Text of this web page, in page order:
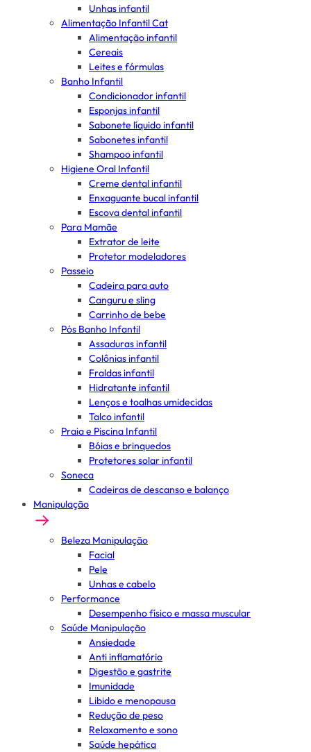
Unhas infantil
Alimentação Infantil Cat
Alimentação infantil
Cereais
Leites e fórmulas
Banho Infantil
Condicionador infantil
Esponjas infantil
Sabonete líquido infantil
Sabonetes infantil
Shampoo infantil
Higiene Oral Infantil
Creme dental infantil
Enxaguante bucal infantil
Escova dental infantil
Para Mamãe
Extrator de leite
Protetor modeladores
Passeio
Cadeira para auto
Canguru e sling
Carrinho de bebe
Pós Banho Infantil
Assaduras infantil
Colônias infantil
Fraldas infantil
Hidratante infantil
Lenços e toalhas umidecidas
Talco infantil
Praia e Piscina Infantil
Bóias e brinquedos
Protetores solar infantil
Soneca
Cadeiras de descanso e balanço
Manipulação
Beleza Manipulação
Facial
Pele
Unhas e cabelo
Performance
Desempenho físico e massa muscular
Saúde Manipulação
Ansiedade
Anti inflamatório
Digestão e gastrite
Imunidade
Libido e menopausa
Redução de peso
Relaxamento e sono
Saúde hepática